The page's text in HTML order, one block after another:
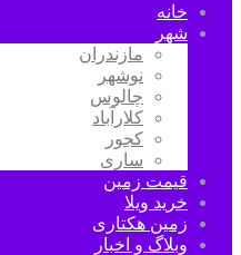
خانه
شهر
مازندران
نوشهر
چالوس
کلارآباد
کجور
ساری
قیمت زمین
خرید ویلا
زمین هکتاری
وبلاگ و اخبار